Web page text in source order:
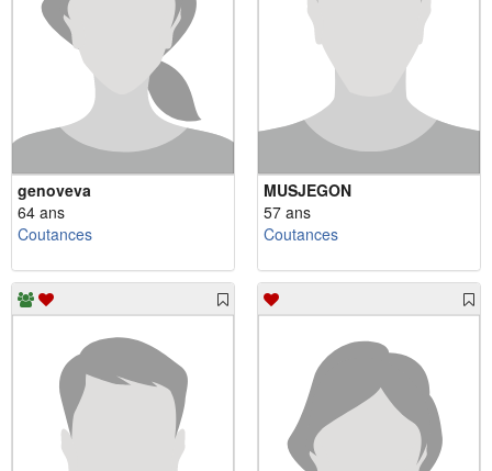
genoveva
64 ans
Coutances
MUSJEGON
57 ans
Coutances